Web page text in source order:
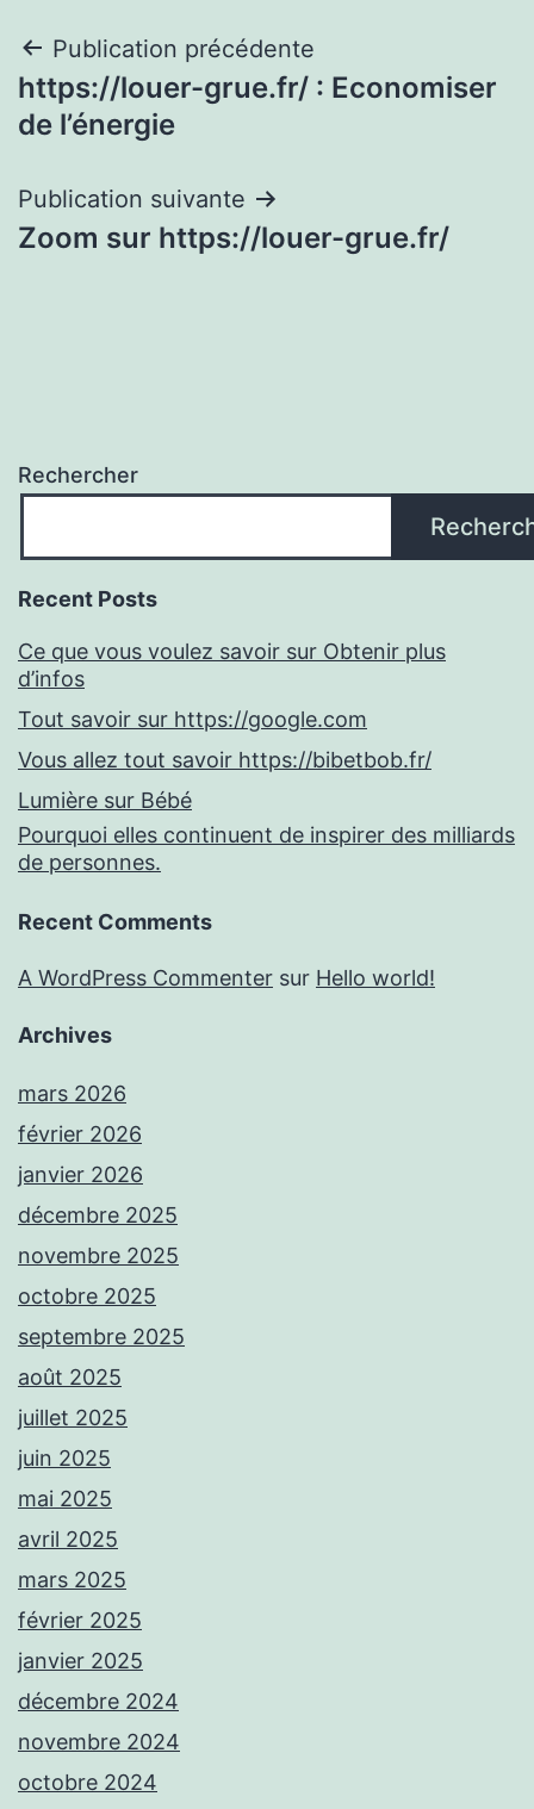
Navigation
de
Publication précédente
https://louer-grue.fr/ : Economiser
de l’énergie
Publication suivante
Zoom sur https://louer-grue.fr/
Rechercher
Recent Posts
Ce que vous voulez savoir sur Obtenir plus
d’infos
Tout savoir sur https://google.com
Vous allez tout savoir https://bibetbob.fr/
Lumière sur Bébé
Pourquoi elles continuent de inspirer des milliards
de personnes.
Recent Comments
A WordPress Commenter sur Hello world!
Archives
mars 2026
février 2026
janvier 2026
décembre 2025
novembre 2025
octobre 2025
septembre 2025
août 2025
juillet 2025
juin 2025
mai 2025
avril 2025
mars 2025
février 2025
janvier 2025
décembre 2024
novembre 2024
octobre 2024